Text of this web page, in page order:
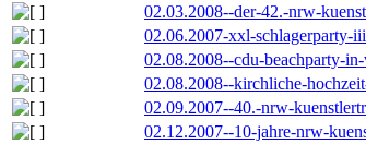
02.03.2008--der-42.-nrw-
02.06.2007-xxl-schlagerparty-
02.08.2008--cdu-beachparty-
02.08.2008--kirchliche-
02.09.2007--40.-nrw-
02.12.2007--10-jahre-nrw-